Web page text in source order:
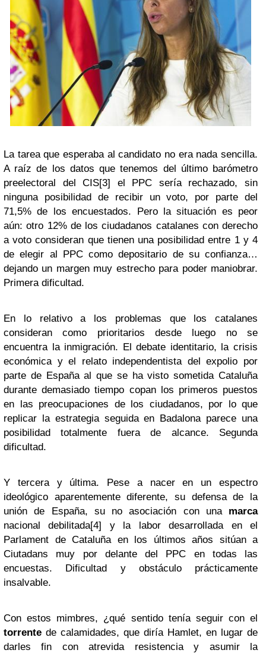
La tarea que esperaba al candidato no era nada sencilla.
A raíz de los datos que tenemos del último barómetro
preelectoral del CIS[3] el PPC sería rechazado, sin
ninguna posibilidad de recibir un voto, por parte del
71,5% de los encuestados. Pero la situación es peor
aún: otro 12% de los ciudadanos catalanes con derecho
a voto consideran que tienen una posibilidad entre 1 y 4
de elegir al PPC como depositario de su confianza…
dejando un margen muy estrecho para poder maniobrar.
Primera dificultad.
En lo relativo a los problemas que los catalanes
consideran como prioritarios desde luego no se
encuentra la inmigración. El debate identitario, la crisis
económica y el relato independentista del expolio por
parte de España al que se ha visto sometida Cataluña
durante demasiado tiempo copan los primeros puestos
en las preocupaciones de los ciudadanos, por lo que
replicar la estrategia seguida en Badalona parece una
posibilidad totalmente fuera de alcance. Segunda
dificultad.
Y tercera y última. Pese a nacer en un espectro
ideológico aparentemente diferente, su defensa de la
unión de España, su no asociación con una marca
nacional debilitada[4] y la labor desarrollada en el
Parlament de Cataluña en los últimos años sitúan a
Ciutadans muy por delante del PPC en todas las
encuestas. Dificultad y obstáculo prácticamente
insalvable.
Con estos mimbres, ¿qué sentido tenía seguir con el
torrente de calamidades, que diría Hamlet, en lugar de
darles fin con atrevida resistencia y asumir la